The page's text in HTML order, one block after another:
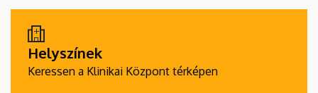
Helyszínek
Keressen a Klinikai Központ térképen